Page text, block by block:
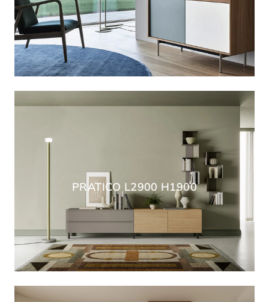
PRATICO L2900 H1900